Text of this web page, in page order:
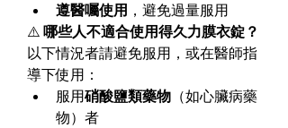
遵醫囑使用 ，避免過量服用
⚠️ 哪些人不適合使用得久力膜衣錠？
以下情況者請避免服用，或在醫師指
導下使用：
服用硝酸鹽類藥物 （如心臟病藥
物）者